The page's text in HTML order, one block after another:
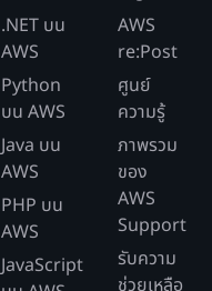
.NET บน
AWS
Python
บน AWS
Java บน
AWS
PHP บน
AWS
JavaScript
AWS
re:Post
ศูนย์
ความรู้
ภาพรวม
ของ
AWS
Support
รับความ